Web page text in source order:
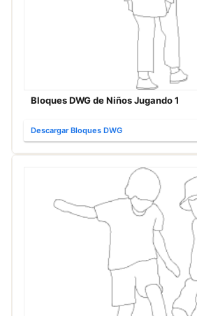
Bloques DWG de Niños Jugando 1
Descargar Bloques DWG